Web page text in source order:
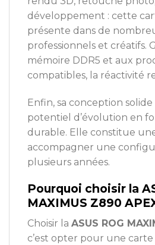
développement : cette
présente dans de
professionnels et créatifs.
mémoire DDR5 et aux
compatibles, la réactivité
Enfin, sa conception
potentiel d’évolution en
durable. Elle constitue
accompagner une
plusieurs années.
Pourquoi choisir la
MAXIMUS Z890
Choisir la ASUS ROG
c’est opter pour une